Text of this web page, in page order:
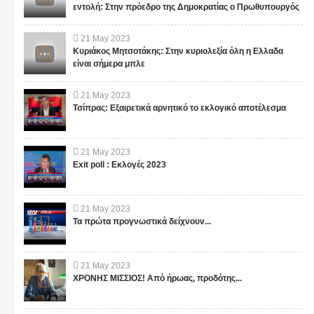
εντολή: Στην πρόεδρο της Δημοκρατίας ο Πρωθυπουργός
21 May 2023
Κυριάκος Μητσοτάκης: Στην κυριολεξία όλη η Ελλαδα
είναι σήμερα μπλε
21 May 2023
Τσίπρας: Εξαιρετικά αρνητικό το εκλογικό αποτέλεσμα
21 May 2023
Exit poll : Εκλογές 2023
21 May 2023
Τα πρώτα προγνωστικά δείχνουν...
21 May 2023
ΧΡΟΝΗΣ ΜΙΣΣΙΟΣ! Από ήρωας, προδότης...